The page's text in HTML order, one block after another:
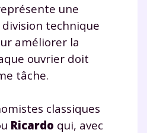
une
technique
améliorer la
ouvrier doit
tâche.
classiques
Ricardo qui, avec